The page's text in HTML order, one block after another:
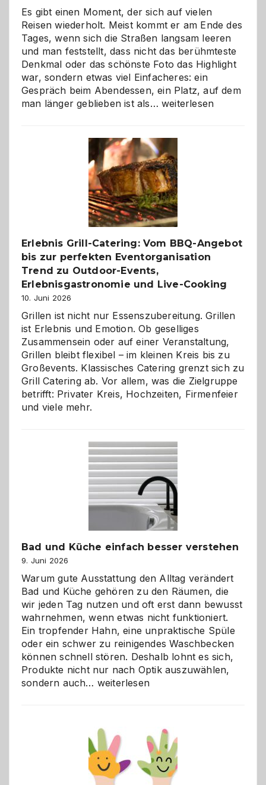
Es gibt einen Moment, der sich auf vielen
Reisen wiederholt. Meist kommt er am Ende des
Tages, wenn sich die Straßen langsam leeren
und man feststellt, dass nicht das berühmteste
Denkmal oder das schönste Foto das Highlight
war, sondern etwas viel Einfacheres: ein
Gespräch beim Abendessen, ein Platz, auf dem
man länger geblieben ist als… Als
–
die
Gelegenheit,
neue
Reiseziele
zu
entdecken
weiterlesen
Erlebnis Grill-Catering: Vom BBQ-Angebot
bis zur perfekten Eventorganisation
Trend zu Outdoor-Events,
Erlebnisgastronomie und Live-Cooking
10. Juni 2026
Grillen ist nicht nur Essenszubereitung. Grillen
ist Erlebnis und Emotion. Ob geselliges
Zusammensein oder auf einer Veranstaltung,
Grillen bleibt flexibel – im kleinen Kreis bis zu
Großevents. Klassisches Catering grenzt sich zu
Grill Catering ab. Vor allem, was die Zielgruppe
betrifft: Privater Kreis, Hochzeiten, Firmenfeier
und viele mehr.
Bad und Küche einfach besser verstehen
9. Juni 2026
Warum gute Ausstattung den Alltag verändert
Bad und Küche gehören zu den Räumen, die
wir jeden Tag nutzen und oft erst dann bewusst
wahrnehmen, wenn etwas nicht funktioniert.
Ein tropfender Hahn, eine unpraktische Spüle
oder ein schwer zu reinigendes Waschbecken
können schnell stören. Deshalb lohnt es sich,
Produkte nicht nur nach Optik auszuwählen,
sondern auch… Bad
besser
verstehen
weiterlesen